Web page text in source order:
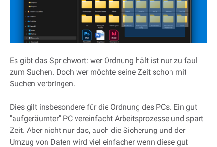
Es gibt das Sprichwort: wer Ordnung hält ist nur zu faul
zum Suchen. Doch wer möchte seine Zeit schon mit
Suchen verbringen.
Dies gilt insbesondere für die Ordnung des PCs. Ein gut
"aufgeräumter" PC vereinfacht Arbeitsprozesse und spart
Zeit. Aber nicht nur das, auch die Sicherung und der
Umzug von Daten wird viel einfacher wenn diese gut